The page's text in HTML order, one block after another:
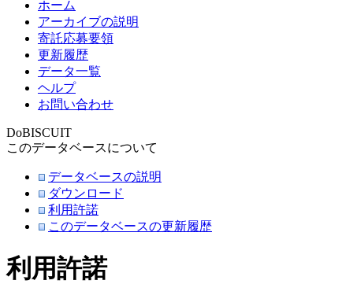
ホーム
アーカイブの説明
寄託応募要領
更新履歴
データ一覧
ヘルプ
お問い合わせ
DoBISCUIT
このデータベースについて
データベースの説明
ダウンロード
利用許諾
このデータベースの更新履歴
利用許諾